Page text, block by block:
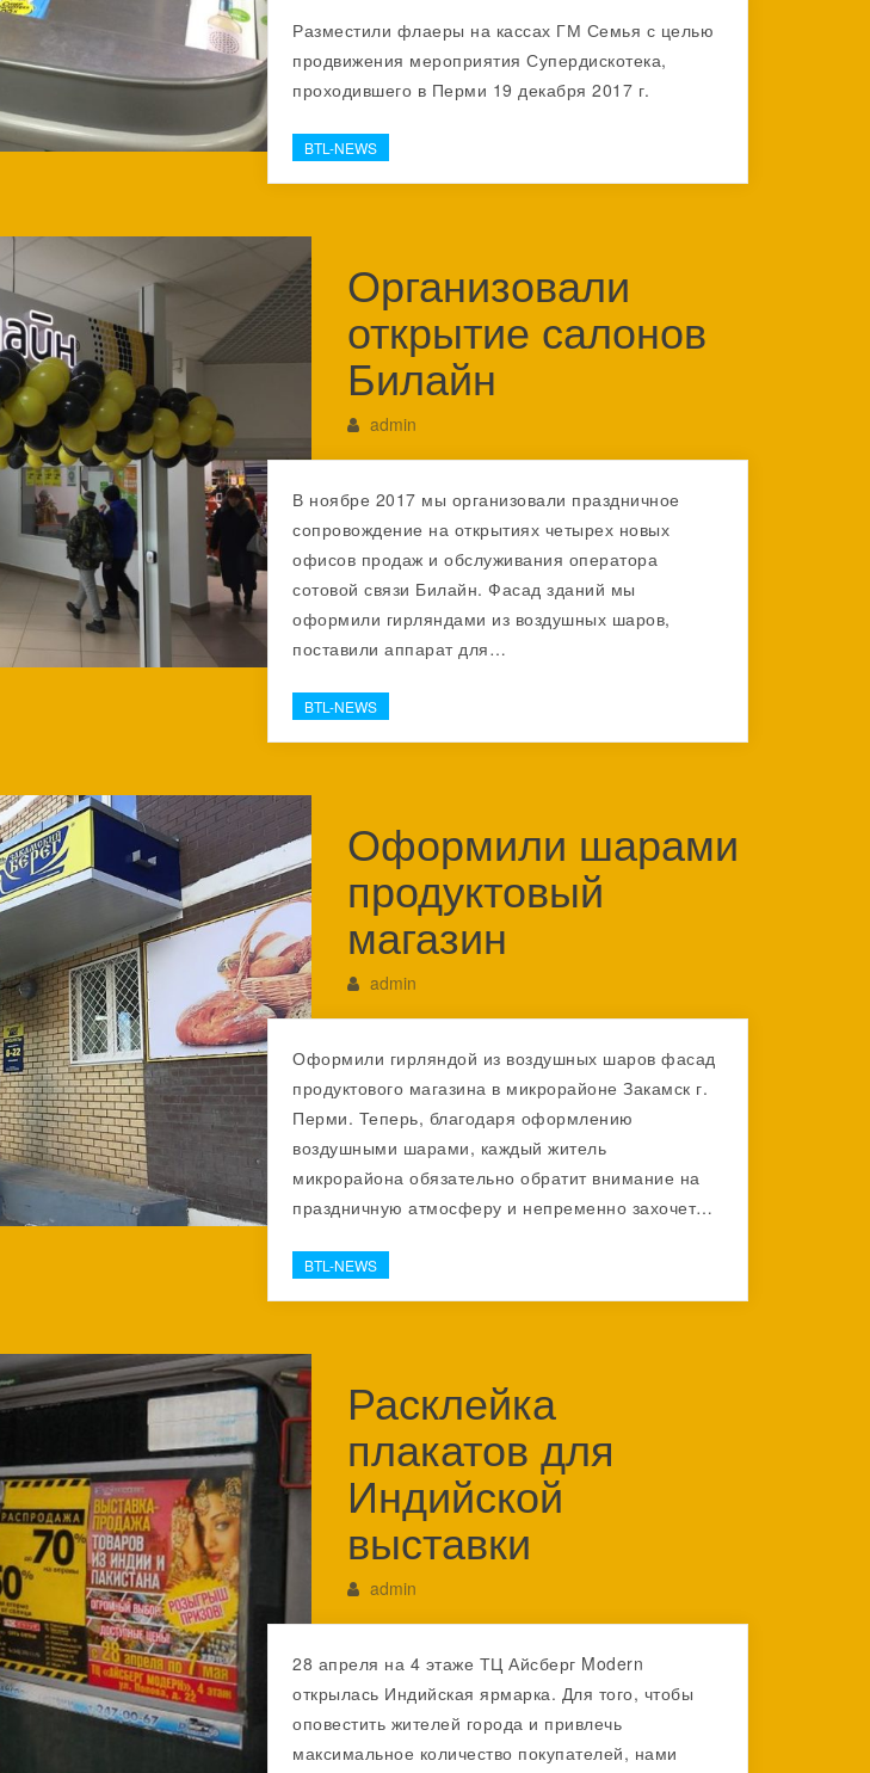
Разместили флаеры на кассах ГМ Семья с целью
продвижения мероприятия Супердискотека,
проходившего в Перми 19 декабря 2017 г.
BTL-NEWS
Организовали
открытие салонов
Билайн
admin
В ноябре 2017 мы организовали праздничное
сопровождение на открытиях четырех новых
офисов продаж и обслуживания оператора
сотовой связи Билайн. Фасад зданий мы
оформили гирляндами из воздушных шаров,
поставили аппарат для…
BTL-NEWS
Оформили шарами
продуктовый
магазин
admin
Оформили гирляндой из воздушных шаров фасад
продуктового магазина в микрорайоне Закамск г.
Перми. Теперь, благодаря оформлению
воздушными шарами, каждый житель
микрорайона обязательно обратит внимание на
праздничную атмосферу и непременно захочет…
BTL-NEWS
Расклейка
плакатов для
Индийской
выставки
admin
28 апреля на 4 этаже ТЦ Айсберг Modern
открылась Индийская ярмарка. Для того, чтобы
оповестить жителей города и привлечь
максимальное количество покупателей, нами